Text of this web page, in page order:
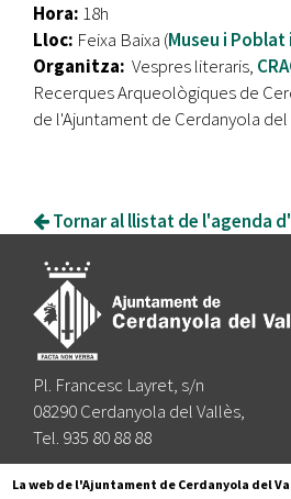
Hora: 18h
Lloc: Feixa Baixa (Museu i
Organitza: Vespres literaris,
Recerques Arqueològiques de
de l'Ajuntament de Cerdanyola del
Tornar al llistat de l'agenda
Pl. Francesc Layret, s/n
08290 Cerdanyola del Vallès,
Tel. 935 80 88 88
Segueix-nos a:
La web de l'Ajuntament de Cerdanyola del